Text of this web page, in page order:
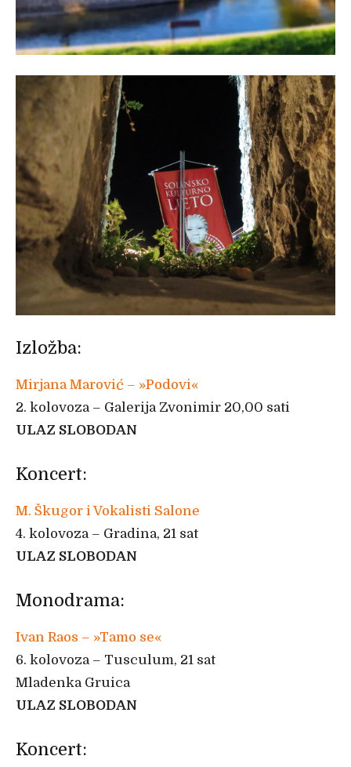
Izložba:
Mirjana Marović – »Podovi«
2. kolovoza – Galerija Zvonimir 20,00 sati
ULAZ SLOBODAN
Koncert:
M. Škugor i Vokalisti Salone
4. kolovoza – Gradina, 21 sat
ULAZ SLOBODAN
Monodrama:
Ivan Raos – »Tamo se«
6. kolovoza – Tusculum, 21 sat
Mladenka Gruica
ULAZ SLOBODAN
Koncert: